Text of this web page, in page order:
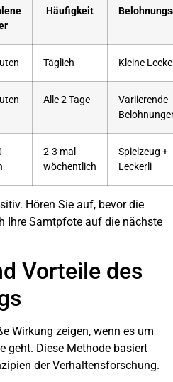
Häufigkeit
Täglich Kleine
Alle 2 Tage
Variierende
2-3 mal
wöchentlich
Spielzeug +
Leckerli
Hören Sie auf, bevor die
Ihre Samtpfote auf die nächste
Vorteile des
Wirkung zeigen, wenn es um
geht. Diese Methode basiert
der Verhaltensforschung.